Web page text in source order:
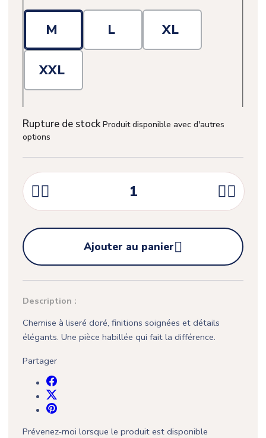
M L XL
XXL
Rupture de stock Produit disponible avec d'autres
options
 

Ajouter au panier
Description :
Chemise à liseré doré, finitions soignées et détails
élégants. Une pièce habillée qui fait la différence.
Partager
Prévenez-moi lorsque le produit est disponible